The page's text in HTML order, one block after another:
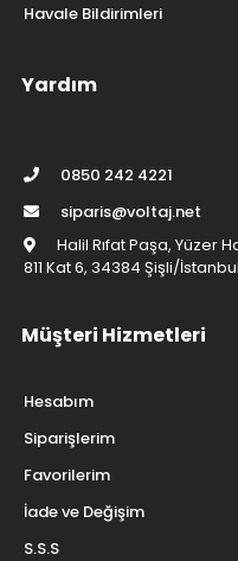
Havale Bildirimleri
Yardım
0850 242 4221
siparis@voltaj.net
Halil Rıfat Paşa, Yüzer
811 Kat 6, 34384 Şişli/İstanbul
Müşteri Hizmetleri
Hesabım
Siparişlerim
Favorilerim
İade ve Değişim
S.S.S